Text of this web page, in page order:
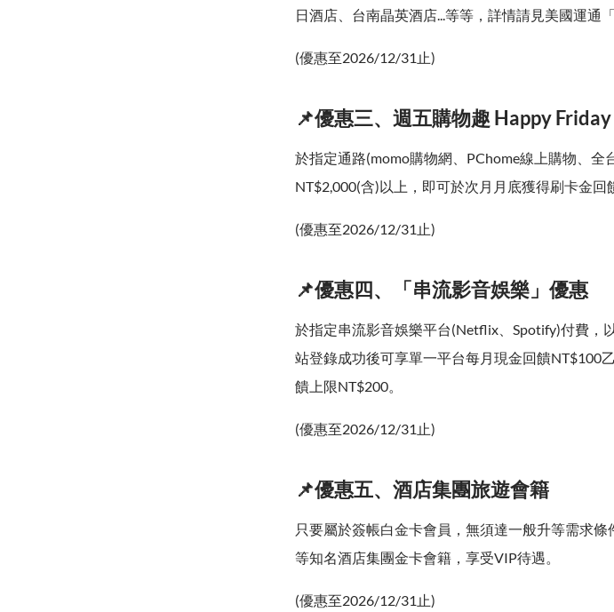
日酒店、台南晶英酒店...等等，詳情請見美國運通「
(優惠至2026/12/31止)
📌優惠三、週五購物趣 Happy Friday
於指定通路(momo購物網、PChome線上購物、
NT$2,000(含)以上，即可於次月月底獲得刷卡金回
(優惠至2026/12/31止)
📌優惠四、「串流影音娛樂」優惠
於指定串流影音娛樂平台(Netflix、Spotify)付費，
站登錄成功後可享單一平台每月現金回饋NT$100
饋上限NT$200。
(優惠至2026/12/31止)
📌優惠五、酒店集團旅遊會籍
只要屬於簽帳白金卡會員，無須達一般升等需求
等知名酒店集團金卡會籍，享受VIP待遇。
(優惠至2026/12/31止)